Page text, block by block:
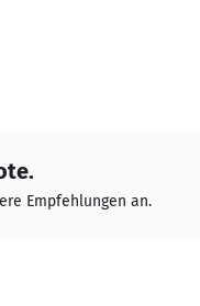
Empfehlungen an.